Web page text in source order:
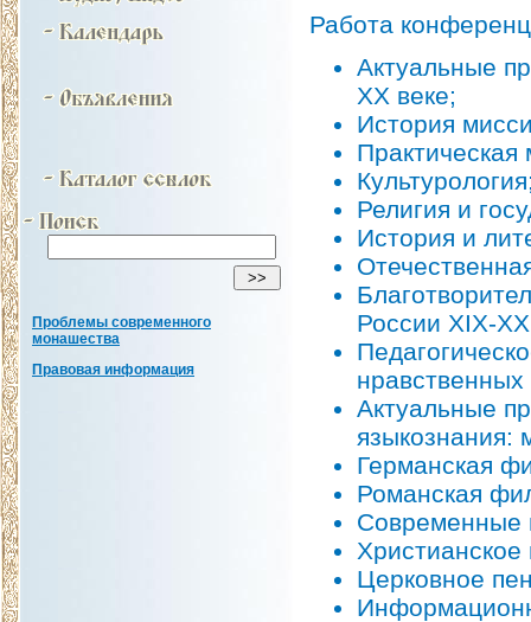
Проблемы современного
монашества
Правовая информация
Работа
Актуальные
ХХ веке;
История
Практическая
Религия и
История и
России XIX-
Актуальные
языкознания:
Германская
Романская
Современные
Христианское
Церковное